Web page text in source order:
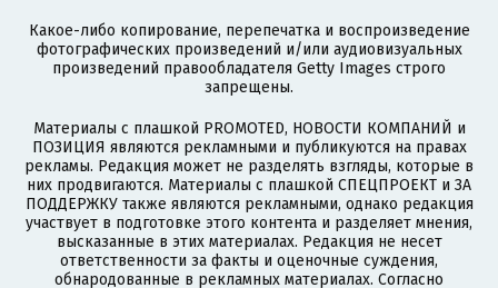
Какое-либо копирование, перепечатка и воспроизведение
фотографических произведений и/или аудиовизуальных
произведений правообладателя Getty Images строго
запрещены.
Материалы с плашкой PROMOTED, НОВОСТИ КОМПАНИЙ и
ПОЗИЦИЯ являются рекламными и публикуются на правах
рекламы. Редакция может не разделять взгляды, которые в
них продвигаются. Материалы с плашкой СПЕЦПРОЕКТ и ЗА
ПОДДЕРЖКУ также являются рекламными, однако редакция
участвует в подготовке этого контента и разделяет мнения,
высказанные в этих материалах. Редакция не несет
ответственности за факты и оценочные суждения,
обнародованные в рекламных материалах. Согласно